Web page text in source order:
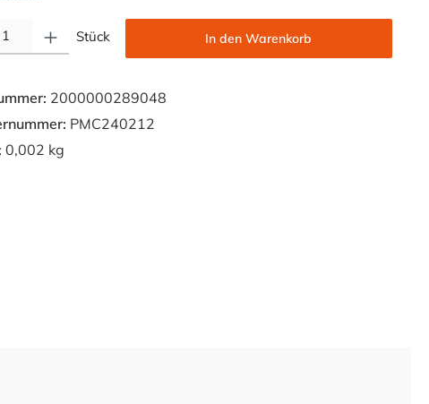
Stück In den Warenkorb
2000000289048
PMC240212
0,002 kg